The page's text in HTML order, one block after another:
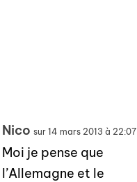
Nico sur 14 mars 2013 à 22:07
Moi je pense que
l’Allemagne et le